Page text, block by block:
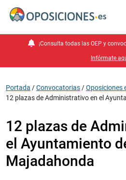
¡Consulta todas las OEP y
Infórmate
Portada /Convocatorias /Oposiciones
12 plazas de Administrativo en el
12 plazas de
el Ayuntamiento
Majadahonda